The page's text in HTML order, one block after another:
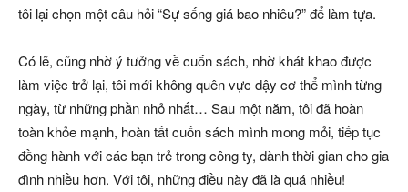
tôi lại chọn một câu hỏi “Sự sống giá bao nhiêu?” để làm tựa.
Có lẽ, cũng nhờ ý tưởng về cuốn sách, nhờ khát khao được
làm việc trở lại, tôi mới không quên vực dậy cơ thể mình từng
ngày, từ những phần nhỏ nhất… Sau một năm, tôi đã hoàn
toàn khỏe mạnh, hoàn tất cuốn sách mình mong mỏi, tiếp tục
đồng hành với các bạn trẻ trong công ty, dành thời gian cho gia
đình nhiều hơn. Với tôi, những điều này đã là quá nhiều!